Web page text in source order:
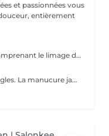
et passionnées vous
entièrement
La manucure est un soin des mains comprenant le limage des ongles, la pousse et la coupe des cuticules, gommage, massage avec crème de soin et application d'un vernis transparent si désiré.
Soin des mains détoxifiant pour les ongles. La manucure japonaise consiste à polir et nettoyer les ongles en profondeur pour ensuite les nourrir avec une pâte à base de cire d'abeille qui va oxygéner l'ongle. L'ongle ressort brillant naturellement et pour une durée de 3 semaines. Comprend le limage des ongles, la pousse et la coupe des cuticules, polissage, application de la pâte à base de cire d'abeille et de la poudre fixante, gommage, massage avec crème de soin et application d'un vernis transparent si désiré.